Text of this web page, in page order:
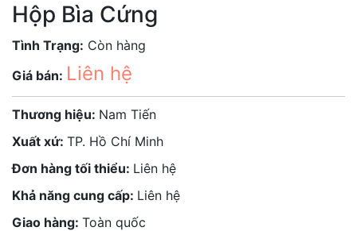
Hộp Bìa Cứng
Tình Trạng: Còn hàng
Giá bán: Liên hệ
Thương hiệu: Nam Tiến
Xuất xứ: TP. Hồ Chí Minh
Đơn hàng tối thiểu: Liên hệ
Khả năng cung cấp: Liên hệ
Giao hàng: Toàn quốc